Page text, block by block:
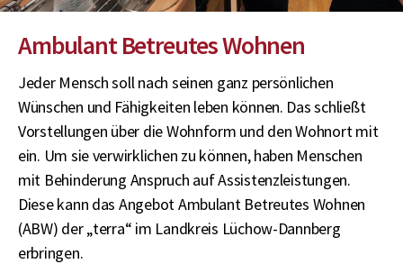
Ambulant Betreutes Wohnen
Jeder Mensch soll nach seinen ganz persönlichen
Wünschen und Fähigkeiten leben können. Das schließt
Vorstellungen über die Wohnform und den Wohnort mit
ein. Um sie verwirklichen zu können, haben Menschen
mit Behinderung Anspruch auf Assistenzleistungen.
Diese kann das Angebot Ambulant Betreutes Wohnen
(ABW) der „terra“ im Landkreis Lüchow-Dannberg
erbringen.